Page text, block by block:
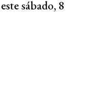
sábado, 8